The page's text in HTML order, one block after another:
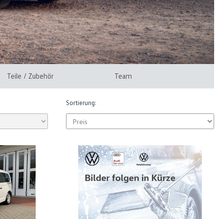
Teile / Zubehör Team
Sortierung: